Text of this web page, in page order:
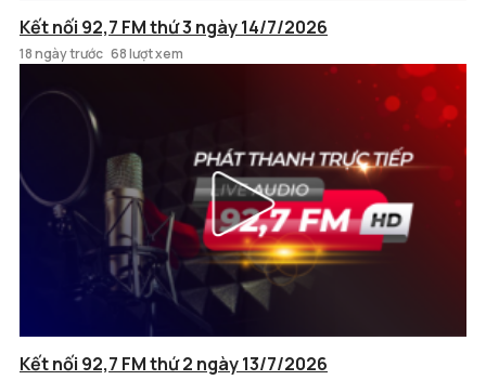
Kết nối 92,7 FM thứ 3 ngày 14/7/2026
18 ngày trước 68 lượt xem
Kết nối 92,7 FM thứ 2 ngày 13/7/2026